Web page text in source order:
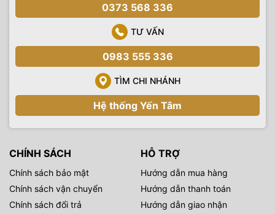
Dài màu RGB đầy đủ 360°
SK-200D RGB có thể đạt được ánh sáng lấp đầy màu sắc
đầy đủ 360° và điều chỉnh độ bão hòa màu 100 mức.
0373 568 336
TƯ VẤN
0983 555 336
TÌM CHI NHÁNH
Hệ thống Yến Tâm
CHÍNH SÁCH
Chính sách bảo mật
Chính sách vận chuyển
Chính sách đổi trả
HỖ TRỢ
Hướng dẫn mua hàng
Hướng dẫn thanh toán
Hướng dẫn giao nhận